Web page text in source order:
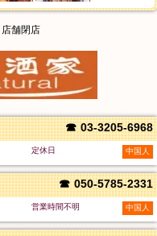
店舗閉店
☎ 03-3205-6968
定休日 中国人
☎ 050-5785-2331
営業時間不明 中国人